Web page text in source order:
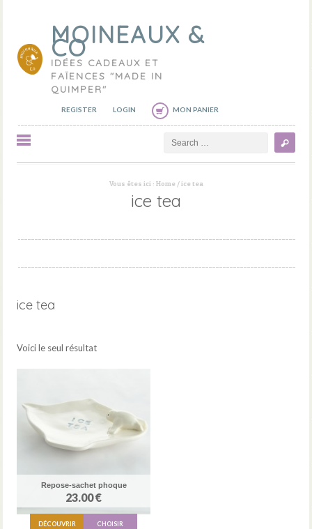
MOINEAUX &
CO
IDÉES CADEAUX ET
FAÏENCES "MADE IN
QUIMPER"
REGISTER LOGIN MON PANIER
Vous êtes ici : Home / ice tea
ice tea
ice tea
Voici le seul résultat
Repose-sachet phoque
23.00 €
DÉCOUVRIR CHOISIR